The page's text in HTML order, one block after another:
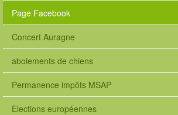
Page Facebook
Concert Auragne
aboiements de chiens
Permanence impôts MSAP
Elections européennes